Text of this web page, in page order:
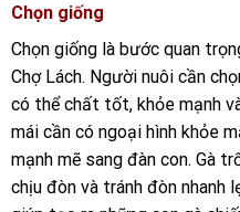
Chọn giống
Chọn giống là bước quan
Chợ Lách. Người nuôi cần
có thể chất tốt, khỏe mạnh
mái cần có ngoại hình khỏe
mạnh mẽ sang đàn con. Gà
chịu đòn và tránh đòn nhanh